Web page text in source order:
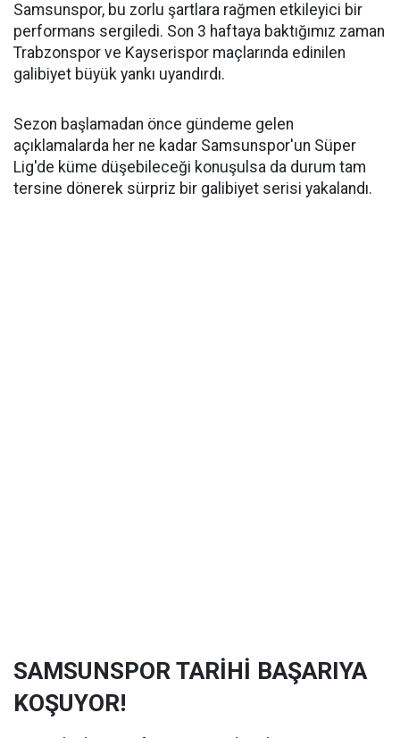
Samsunspor, bu zorlu şartlara rağmen etkileyici bir
performans sergiledi. Son 3 haftaya baktığımız zaman
Trabzonspor ve Kayserispor maçlarında edinilen
galibiyet büyük yankı uyandırdı.
Sezon başlamadan önce gündeme gelen
açıklamalarda her ne kadar Samsunspor'un Süper
Lig'de küme düşebileceği konuşulsa da durum tam
tersine dönerek sürpriz bir galibiyet serisi yakalandı.
SAMSUNSPOR TARİHİ BAŞARIYA
KOŞUYOR!